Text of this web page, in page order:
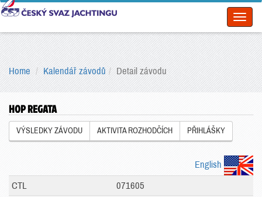
Home Kalendář závodů Detail závodu
HOP REGATA
VÝSLEDKY ZÁVODU AKTIVITA ROZHODČÍCH PŘIHLÁŠKY
English
CTL
071605